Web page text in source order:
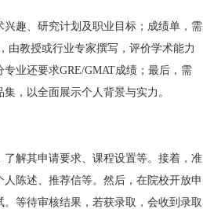
趣、研究计划及职业目标；成绩单，需
由教授或行业专家撰写，评价学术能力
业还要求GRE/GMAT成绩；最后，需
，以全面展示个人背景与实力。
解其申请要求、课程设置等。接着，准
陈述、推荐信等。然后，在院校开放申
等待审核结果，若获录取，会收到录取